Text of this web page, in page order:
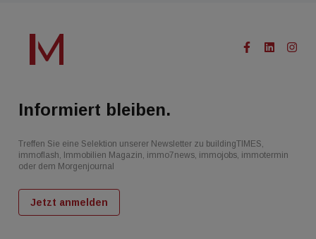
Informiert bleiben.
Treffen Sie eine Selektion unserer Newsletter zu buildingTIMES,
immoflash, Immobilien Magazin, immo7news, immojobs, immotermin
oder dem Morgenjournal
Jetzt anmelden